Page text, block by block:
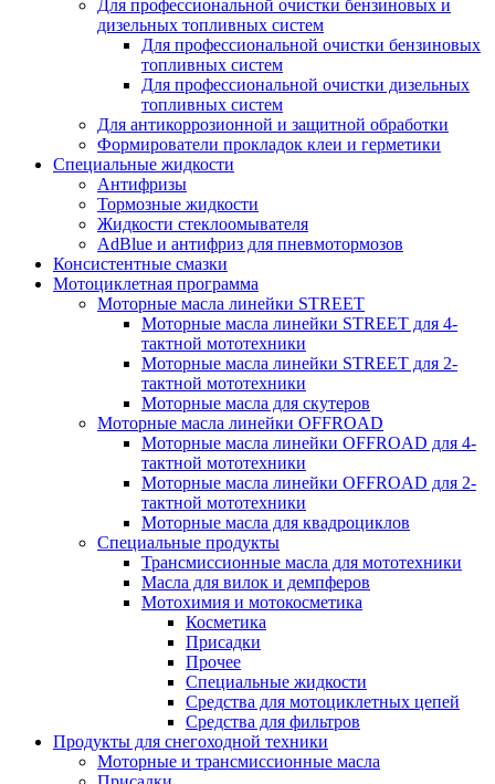
Для профессиональной очистки бензиновых и
дизельных топливных систем
Для профессиональной очистки бензиновых
топливных систем
Для профессиональной очистки дизельных
топливных систем
Для антикоррозионной и защитной обработки
Формирователи прокладок клеи и герметики
Специальные жидкости
Антифризы
Тормозные жидкости
Жидкости стеклоомывателя
AdBlue и антифриз для пневмотормозов
Консистентные смазки
Мотоциклетная программа
Моторные масла линейки STREET
Моторные масла линейки STREET для 4-
тактной мототехники
Моторные масла линейки STREET для 2-
тактной мототехники
Моторные масла для скутеров
Моторные масла линейки OFFROAD
Моторные масла линейки OFFROAD для 4-
тактной мототехники
Моторные масла линейки OFFROAD для 2-
тактной мототехники
Моторные масла для квадроциклов
Специальные продукты
Трансмиссионные масла для мототехники
Масла для вилок и демпферов
Мотохимия и мотокосметика
Косметика
Присадки
Прочее
Специальные жидкости
Средства для мотоциклетных цепей
Средства для фильтров
Продукты для снегоходной техники
Моторные и трансмиссионные масла